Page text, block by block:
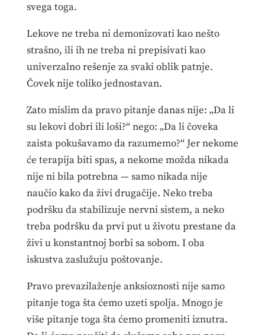
svega toga.
Lekove ne treba ni demonizovati kao nešto
strašno, ili ih ne treba ni prepisivati kao
univerzalno rešenje za svaki oblik patnje.
Čovek nije toliko jednostavan.
Zato mislim da pravo pitanje danas nije: „Da li
su lekovi dobri ili loši?“ nego: „Da li čoveka
zaista pokušavamo da razumemo?“ Jer nekome
će terapija biti spas, a nekome možda nikada
nije ni bila potrebna — samo nikada nije
naučio kako da živi drugačije. Neko treba
podršku da stabilizuje nervni sistem, a neko
treba podršku da prvi put u životu prestane da
živi u konstantnoj borbi sa sobom. I oba
iskustva zaslužuju poštovanje.
Pravo prevazilaženje anksioznosti nije samo
pitanje toga šta ćemo uzeti spolja. Mnogo je
više pitanje toga šta ćemo promeniti iznutra.